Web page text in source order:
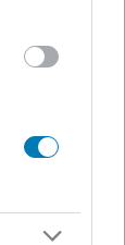
Trials
hibáktól.
a pályát,
kellene, de
A térkép
ad elég
azokat a